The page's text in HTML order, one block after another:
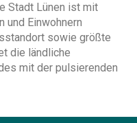
Stadt Lünen ist mit
und Einwohnern
sowie größte
die ländliche
mit der pulsierenden